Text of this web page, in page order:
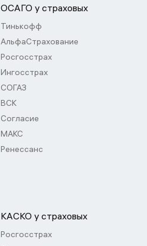
ОСАГО у страховых
Тинькофф
АльфаСтрахование
Росгосстрах
Ингосстрах
СОГАЗ
ВСК
Согласие
МАКС
Ренессанс
КАСКО у страховых
Росгосстрах